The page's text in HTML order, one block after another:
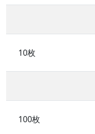
10枚
100枚